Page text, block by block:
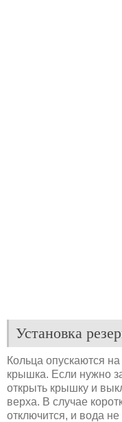
Установка
Кольца опускаются
крышка. Если нужно
открыть крышку и
верха. В случае
отключится, и вода не